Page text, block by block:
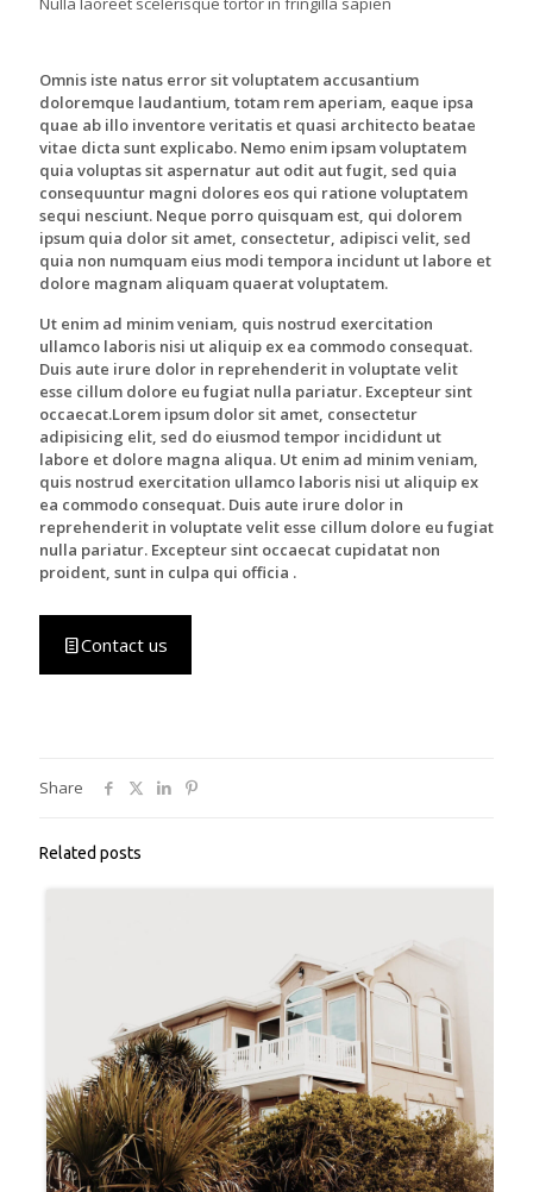
Omnis iste natus error sit voluptatem accusantium
doloremque laudantium, totam rem aperiam, eaque ipsa
quae ab illo inventore veritatis et quasi architecto beatae
vitae dicta sunt explicabo. Nemo enim ipsam voluptatem
quia voluptas sit aspernatur aut odit aut fugit, sed quia
consequuntur magni dolores eos qui ratione voluptatem
sequi nesciunt. Neque porro quisquam est, qui dolorem
ipsum quia dolor sit amet, consectetur, adipisci velit, sed
quia non numquam eius modi tempora incidunt ut labore et
dolore magnam aliquam quaerat voluptatem.
Ut enim ad minim veniam, quis nostrud exercitation
ullamco laboris nisi ut aliquip ex ea commodo consequat.
Duis aute irure dolor in reprehenderit in voluptate velit
esse cillum dolore eu fugiat nulla pariatur. Excepteur sint
occaecat.Lorem ipsum dolor sit amet, consectetur
adipisicing elit, sed do eiusmod tempor incididunt ut
labore et dolore magna aliqua. Ut enim ad minim veniam,
quis nostrud exercitation ullamco laboris nisi ut aliquip ex
ea commodo consequat. Duis aute irure dolor in
reprehenderit in voluptate velit esse cillum dolore eu fugiat
nulla pariatur. Excepteur sint occaecat cupidatat non
proident, sunt in culpa qui officia .
Contact us
Share Περισσότερα
Περισσότερα
Περισσότερα
Related posts